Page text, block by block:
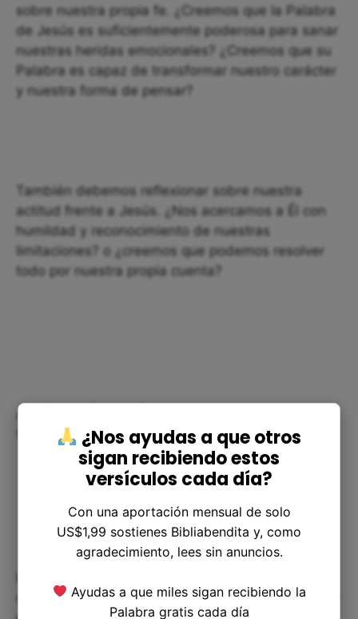
sobre nuestra propia fe. ¿Creemos que la Palabra
de Jesús es suficientemente poderosa para sanar
nuestras heridas emocionales? ¿Creemos que su
Palabra es capaz de transformar nuestro carácter
y nuestra forma de pensar?
También debemos reflexionar sobre nuestra
actitud frente a Jesús. ¿Nos acercamos a Él con
humildad y reconocimiento de nuestras
limitaciones? o ¿creemos que podemos resolver
todo por nuestra propia cuenta?
Aplicación práctica de este
versículo
confianza en Jesús debe ser total. Debemos creer
¿Nos ayudas a que otros
sigan recibiendo estos
versículos cada día?
Con una aportación mensual de solo
US$1,99 sostienes Bibliabendita y, como
agradecimiento, lees sin anuncios.
Ayudas a que miles sigan recibiendo la
Palabra gratis cada día